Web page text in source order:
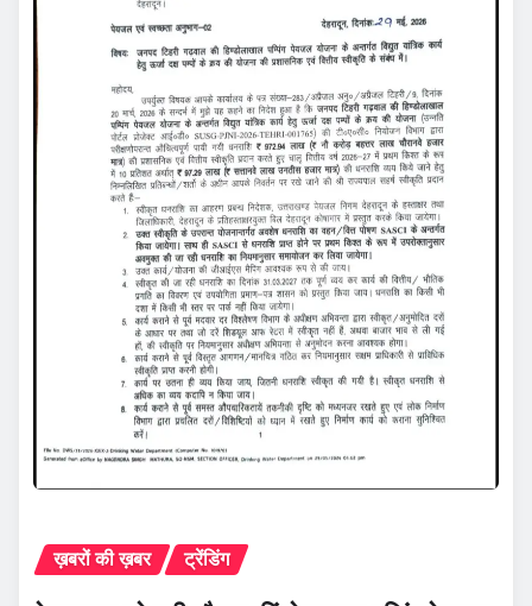
ख़बरों की ख़बर ट्रेंडिंग